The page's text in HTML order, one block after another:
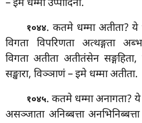
– इमे धम्मा उप्पादिनो.
१०४४. कतमे धम्मा अतीता? ये
विगता विपरिणता अत्थङ्गता
विगता अतीता अतीतंसेन
सङ्खारा, विञ्ञाणं – इमे धम्मा अतीता.
१०४५. कतमे धम्मा अनागता?
असञ्जाता अनिब्बत्ता